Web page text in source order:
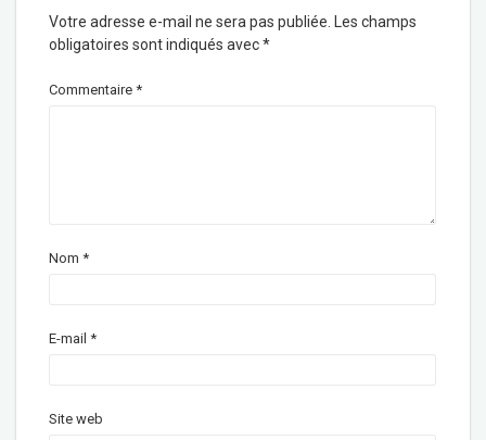
Votre adresse e-mail ne sera pas publiée.
Les champs
obligatoires sont indiqués avec*
Commentaire *
Nom *
E-mail *
Site web